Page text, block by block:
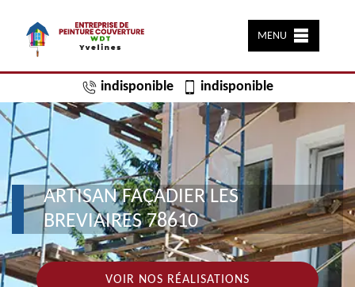
MENU
indisponible indisponible
ARTISAN FAÇADIER LES
BREVIAIRES 78610
VOIR NOS RÉALISATIONS